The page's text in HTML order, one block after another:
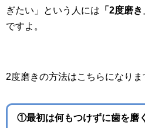
ぎたい」という人には 「2度磨き
ですよ。
2度磨きの方法はこちらになりま
①最初は何もつけずに歯を磨く